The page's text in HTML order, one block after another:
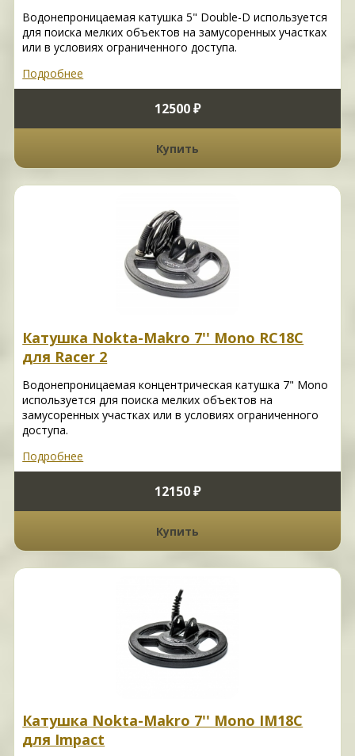
Водонепроницаемая катушка 5" Double-D используется
для поиска мелких объектов на замусоренных участках
или в условиях ограниченного доступа.
Подробнее
12500 ₽
Купить
Катушка Nokta-Makro 7'' Mono RC18C
для Racer 2
Водонепроницаемая концентрическая катушка 7" Mono
используется для поиска мелких объектов на
замусоренных участках или в условиях ограниченного
доступа.
Подробнее
12150 ₽
Купить
Катушка Nokta-Makro 7'' Mono IM18C
для Impact